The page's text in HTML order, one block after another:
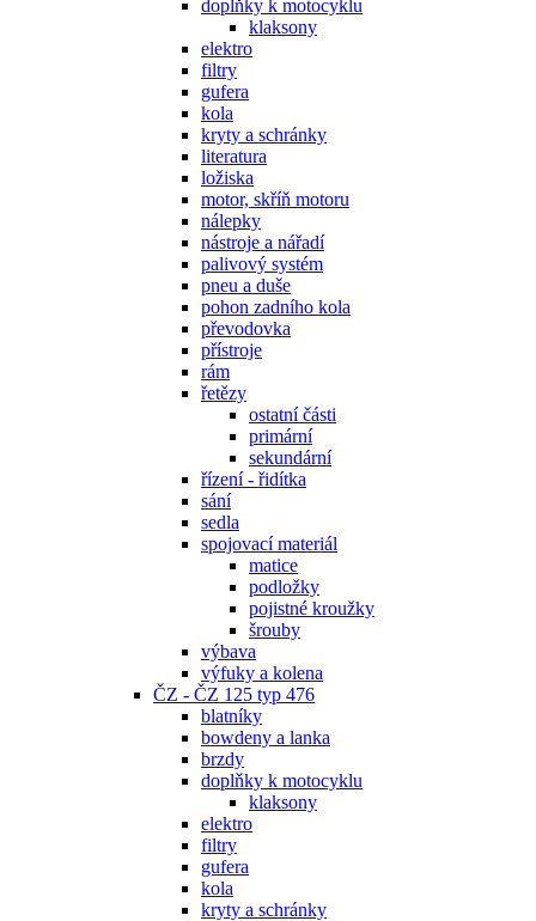
doplňky k motocyklu
klaksony
elektro
filtry
gufera
kola
kryty a schránky
literatura
ložiska
motor, skříň motoru
nálepky
nástroje a nářadí
palivový systém
pneu a duše
pohon zadního kola
převodovka
přístroje
rám
řetězy
ostatní části
primární
sekundární
řízení - řidítka
sání
sedla
spojovací materiál
matice
podložky
pojistné kroužky
šrouby
výbava
výfuky a kolena
ČZ - ČZ 125 typ 476
blatníky
bowdeny a lanka
brzdy
doplňky k motocyklu
klaksony
elektro
filtry
gufera
kola
kryty a schránky